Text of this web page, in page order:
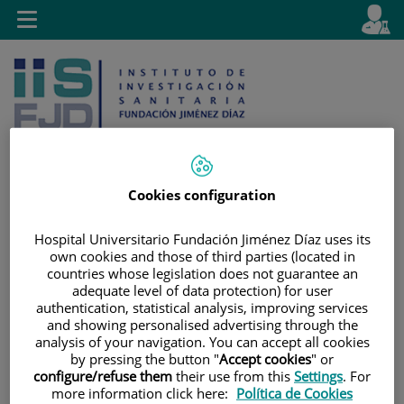
Saltar al contenido
contenido
activo
es
Toggle
navigation
Cookies configuration
Hospital Universitario Fundación Jiménez Díaz uses its
own cookies and those of third parties (located in
countries whose legislation does not guarantee an
adequate level of data protection) for user
authentication, statistical analysis, improving services
and showing personalised advertising through the
analysis of your navigation. You can accept all cookies
by pressing the button "Accept cookies" or
configure/refuse them their use from this Settings. For
more information click here: Política de Cookies